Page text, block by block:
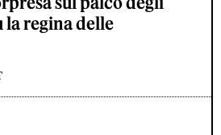
la regina delle